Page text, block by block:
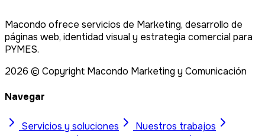
Macondo ofrece servicios de Marketing, desarrollo de
páginas web, identidad visual y estrategia comercial para
PYMES.
2026 © Copyright Macondo Marketing y Comunicación
Navegar
Servicios y soluciones
Nuestros trabajos